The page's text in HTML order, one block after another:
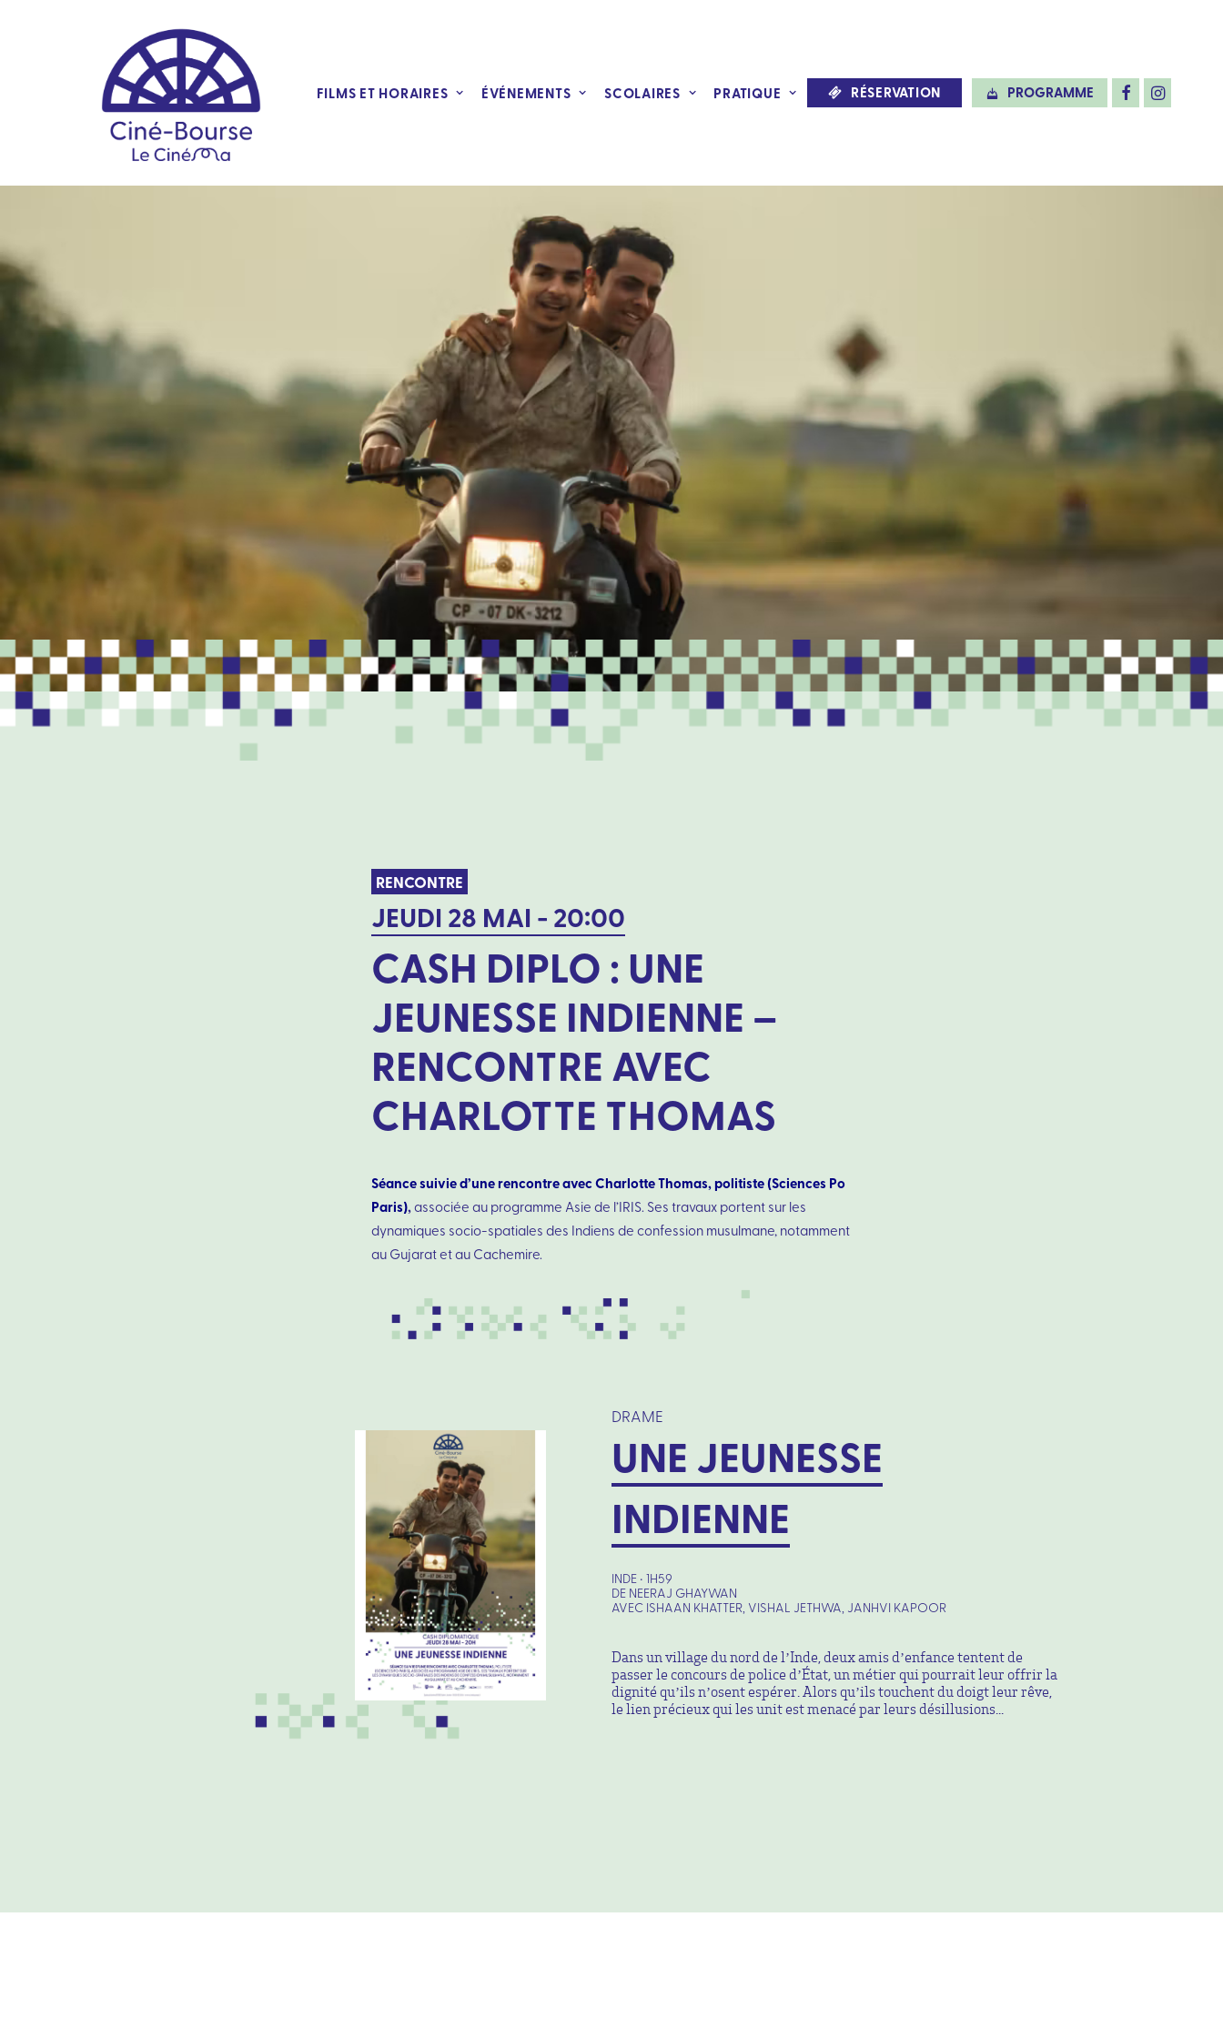
FILMS ET HORAIRES ÉVÉNEMENTS SCOLAIRES PRATIQUE RÉSERVATION PROGRAMME
RENCONTRE
JEUDI 28 MAI - 20:00
CASH DIPLO : UNE
JEUNESSE INDIENNE –
RENCONTRE AVEC
CHARLOTTE THOMAS
Séance suivie d’une rencontre avec Charlotte Thomas, politiste (Sciences Po
Paris),associée au programme Asie de l’IRIS. Ses travaux portent sur les
dynamiques socio-spatiales des Indiens de confession musulmane, notamment
au Gujarat et au Cachemire.
DRAME
UNE JEUNESSE
INDIENNE
INDE • 1H59
DE NEERAJ GHAYWAN
AVEC ISHAAN KHATTER, VISHAL JETHWA, JANHVI KAPOOR
Dans un village du nord de l’Inde, deux amis d’enfance tentent de
passer le concours de police d’État, un métier qui pourrait leur offrir la
dignité qu’ils n’osent espérer. Alors qu’ils touchent du doigt leur rêve,
le lien précieux qui les unit est menacé par leurs désillusions...